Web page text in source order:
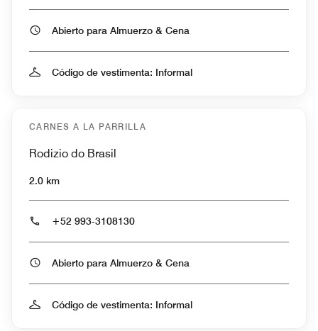
Abierto para Almuerzo & Cena
Código de vestimenta: Informal
CARNES A LA PARRILLA
Rodizio do Brasil
2.0 km
+52 993-3108130
Abierto para Almuerzo & Cena
Código de vestimenta: Informal